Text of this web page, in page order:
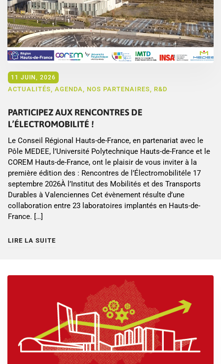
11 JUIN, 2026
ACTUALITÉS, AGENDA, NOS PARTENAIRES, R&D
PARTICIPEZ AUX RENCONTRES DE
L’ÉLECTROMOBILITÉ !
Le Conseil Régional Hauts-de-France, en partenariat avec le
Pôle MEDEE, l’Université Polytechnique Hauts-de-France et le
COREM Hauts-de-France, ont le plaisir de vous inviter à la
première édition des : Rencontres de l’Électromobilitéle 17
septembre 2026À l’Institut des Mobilités et des Transports
Durables à Valenciennes Cet évènement résulte d’une
collaboration entre 23 laboratoires implantés en Hauts-de-
France. […]
LIRE LA SUITE